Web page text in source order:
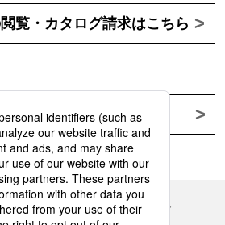
覧・カタログ請求はこちら
報を詳しく見る
い・くらし SNSアカウント